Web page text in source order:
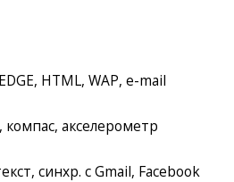
HTML, WAP, e-mail
акселерометр
синхр. с Gmail, Facebook